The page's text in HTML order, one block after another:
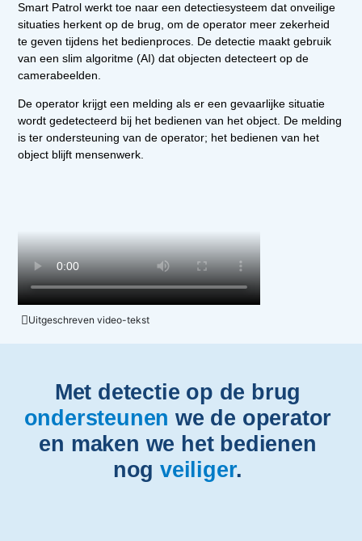
Uitgeschreven video-tekst
Smart Patrol werkt toe naar een detectiesysteem dat onveilige
situaties herkent op de brug, om de operator meer zekerheid
te geven tijdens het bedienproces. De detectie maakt gebruik
van een slim algoritme (AI) dat objecten detecteert op de
camerabeelden.
De operator krijgt een melding als er een gevaarlijke situatie
wordt gedetecteerd bij het bedienen van het object. De melding
is ter ondersteuning van de operator; het bedienen van het
object blijft mensenwerk.
Met detectie op de brug
ondersteunenwe de operator
en maken we het bedienen
nog veiliger.